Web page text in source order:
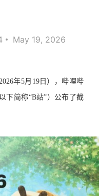
May 19, 2026
年5月19日），哔哩哔
下简称“B站”）公布了截